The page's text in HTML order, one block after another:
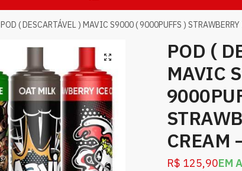
POD ( DESCARTÁVEL ) MAVIC S9000 ( 9000PUFFS )
POD (
MAVIC
CREAM
R$ 125,90EM